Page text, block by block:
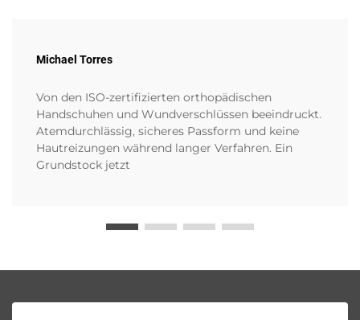
Michael Torres
Von den ISO-zertifizierten orthopädischen
Handschuhen und Wundverschlüssen beeindruckt.
Atemdurchlässig, sicheres Passform und keine
Hautreizungen während langer Verfahren. Ein
Grundstock jetzt